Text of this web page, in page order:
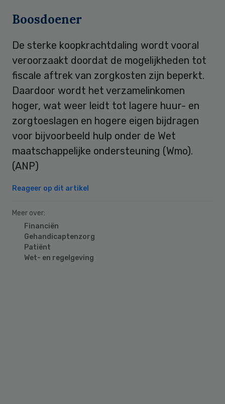
Boosdoener
De sterke koopkrachtdaling wordt vooral
veroorzaakt doordat de mogelijkheden tot
fiscale aftrek van zorgkosten zijn beperkt.
Daardoor wordt het verzamelinkomen
hoger, wat weer leidt tot lagere huur- en
zorgtoeslagen en hogere eigen bijdragen
voor bijvoorbeeld hulp onder de Wet
maatschappelijke ondersteuning (Wmo).
(ANP)
Reageer op dit artikel
Meer over:
Financiën
Gehandicaptenzorg
Patiënt
Wet- en regelgeving